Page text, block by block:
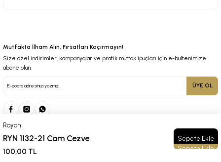
Rayan
RYN 1132-21 Cam Cezve
100,00 TL
Sepete Ekle
Mutfakta İlham Alın, Fırsatları Kaçırmayın!
Size özel indirimler, kampanyalar ve pratik mutfak ipuçları için e-bültenimize
abone olun.
ÜYE OL
© 2025 Tüm Hakları Saklıdır. Kredi kartı bilgileriniz 256bit SSL sertifikası ile korunmaktadır.